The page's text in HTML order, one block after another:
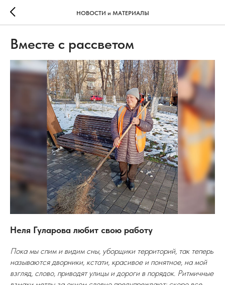
НОВОСТИ и МАТЕРИАЛЫ
Вместе с рассветом
Неля Гуларова любит свою работу
Пока мы спим и видим сны, уборщики территорий, так теперь
называются дворники, кстати, красивое и понятное, на мой
взгляд, слово, приводят улицы и дороги в порядок. Ритмичные